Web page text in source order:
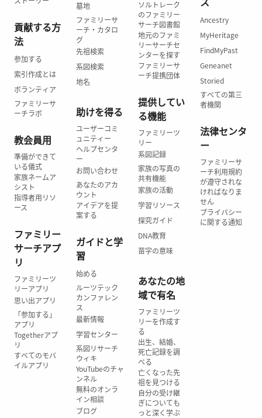
貢献する方
法
参加する
索引作成とは
ボランティア
ファミリーサ
ーチラボ
教会員用
準備ができて
いる儀式
家族ネームア
シスト
指導者用リソ
ース
ファミリー
サーチアプ
リ
ファミリーツ
リーアプリ
思い出アプリ
「参加する」
アプリ
Togetherアプ
リ
すべてのモバ
イルアプリ
墓地
ファミリーサ
ーチ・カタロ
グ
先祖検索
系図検索
地名
助けを得る
ユーザーコミ
ュニティー
ヘルプセンタ
ー
お問い合わせ
あなたのアカ
ウント
アイデアを提
案する
ガイドと学
習
始める
ルーツテック
カンファレン
ス
最新情報
学習センター
系図リサーチ
ウィキ
YouTubeのチャ
ンネル
無料のオンラ
イン相談
ブログ
ソルトレーク
のファミリー
サーチ図書館
地元のファミ
リーサーチセ
ンターを探す
ファミリーサ
ーチ提携団体
提供してい
る機能
ファミリーツ
リー
系図記録
家族の写真の
共有機能
家族の活動
学習リソース
探究ガイド
DNA教育
苗字の意味
あなたの地
域で有名
ファミリーツ
リーを作成す
る
出生、結婚、
死亡記録を調
べる
亡くなった先
祖を見つける
自分の受け継
ぎについても
っと深く学ぶ
Ancestry
MyHeritage
FindMyPast
Geneanet
Storied
すべての第三
者機関
法律センタ
ー
ファミリーサ
ーチ利用規約
が遵守されな
ければなりま
せん
プライバシー
に関する通知